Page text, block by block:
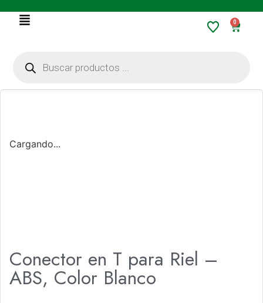
0
Cargando...
Conector en T para Riel –
ABS, Color Blanco